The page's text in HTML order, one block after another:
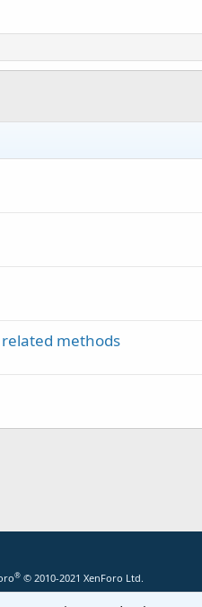
methods
® © 2010-2021 XenForo Ltd.